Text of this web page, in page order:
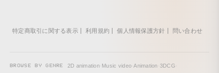
特定商取引に関する表示 利用規約 個人情報保護方針 問い合わせ
BROWSE BY GENRE 2D animation· Music video·Animation·3DCG·